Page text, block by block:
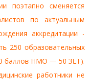
поэтапно сменяется
по актуальным
аккредитации -
250 образовательных
баллов НМО — 50 ЗЕТ).
работники не